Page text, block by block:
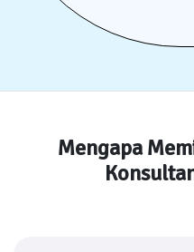
Mengapa